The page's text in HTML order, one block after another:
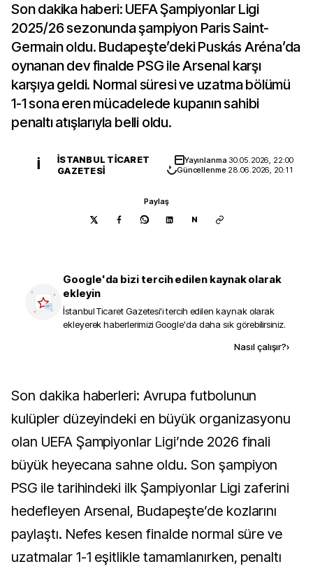
Son dakika haberi: UEFA Şampiyonlar Ligi
2025/26 sezonunda şampiyon Paris Saint-
Germain oldu. Budapeşte’deki Puskás Aréna’da
oynanan dev finalde PSG ile Arsenal karşı
karşıya geldi. Normal süresi ve uzatma bölümü
1-1 sona eren mücadelede kupanın sahibi
penaltı atışlarıyla belli oldu.
İ
İSTANBUL TICARET
GAZETESI
Yayınlanma 30.05.2026, 22:00
Güncellenme 28.06.2026, 20:11
Paylaş
N
Google'da bizi tercih edilen kaynak olarak
ekleyin
İstanbul Ticaret Gazetesi'i tercih edilen kaynak olarak
ekleyerek haberlerimizi Google'da daha sık görebilirsiniz.
Nasıl çalışır?›
Son dakika haberleri: Avrupa futbolunun
kulüpler düzeyindeki en büyük organizasyonu
olan UEFA Şampiyonlar Ligi’nde 2026 finali
büyük heyecana sahne oldu. Son şampiyon
PSG ile tarihindeki ilk Şampiyonlar Ligi zaferini
hedefleyen Arsenal, Budapeşte’de kozlarını
paylaştı. Nefes kesen finalde normal süre ve
uzatmalar 1-1 eşitlikle tamamlanırken, penaltı